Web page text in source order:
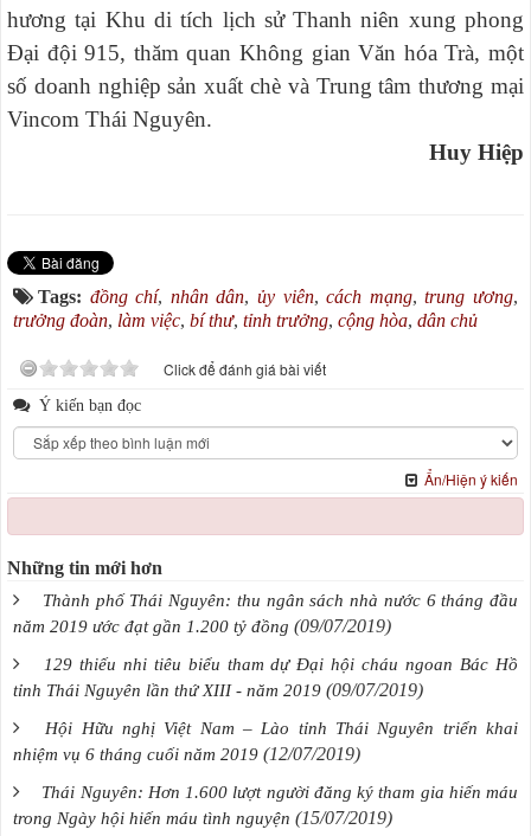
hương tại Khu di tích lịch sử Thanh niên xung phong
Đại đội 915, thăm quan Không gian Văn hóa Trà, một
số doanh nghiệp sản xuất chè và Trung tâm thương mại
Vincom Thái Nguyên.
Huy Hiệp
Tags: đồng chí, nhân dân,ủy viên,cách mạng,trung ương,
trưởng đoàn, làm việc, bí thư, tỉnh trưởng, cộng hòa, dân chủ
Click để đánh giá bài viết
Ý kiến bạn đọc
Ẩn/Hiện ý kiến
Những tin mới hơn
Thành phố Thái Nguyên: thu ngân sách nhà nước 6 tháng đầu
năm 2019 ước đạt gần 1.200 tỷ đồng (09/07/2019)
129 thiếu nhi tiêu biểu tham dự Đại hội cháu ngoan Bác Hồ
tỉnh Thái Nguyên lần thứ XIII - năm 2019 (09/07/2019)
Hội Hữu nghị Việt Nam – Lào tỉnh Thái Nguyên triển khai
nhiệm vụ 6 tháng cuối năm 2019 (12/07/2019)
Thái Nguyên: Hơn 1.600 lượt người đăng ký tham gia hiến máu
trong Ngày hội hiến máu tình nguyện (15/07/2019)